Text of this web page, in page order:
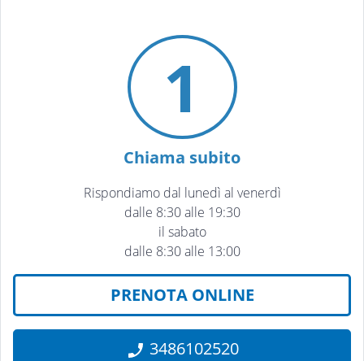
1
Chiama subito
Rispondiamo dal lunedì al venerdì
dalle 8:30 alle 19:30
il sabato
dalle 8:30 alle 13:00
PRENOTA ONLINE
3486102520